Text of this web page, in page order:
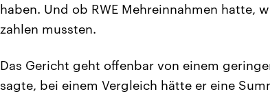
haben. Und ob RWE Mehreinnahmen hatte,
zahlen mussten.
Das Gericht geht offenbar von einem
sagte, bei einem Vergleich hätte er eine